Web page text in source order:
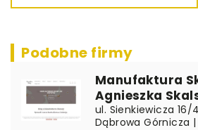
Podobne firmy
Manufaktura
Agnieszka
ul. Sienkiewicza 16/
Dąbrowa Górnicza |